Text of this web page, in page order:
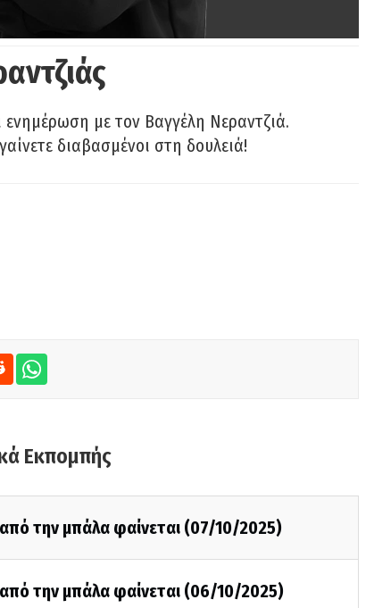
ενημέρωση με τον Βαγγέλη Νεραντζιά.
διαβασμένοι στη δουλειά!
Εκπομπής
την μπάλα φαίνεται (07/10/2025)
την μπάλα φαίνεται (06/10/2025)